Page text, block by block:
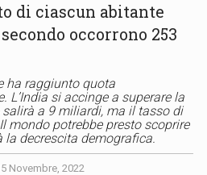
di ciascun abitante
occorrono 253
ha raggiunto quota
L’India si accinge a superare la
a 9 miliardi, ma il tasso di
mondo potrebbe presto scoprire
decrescita demografica.
Novembre, 2022